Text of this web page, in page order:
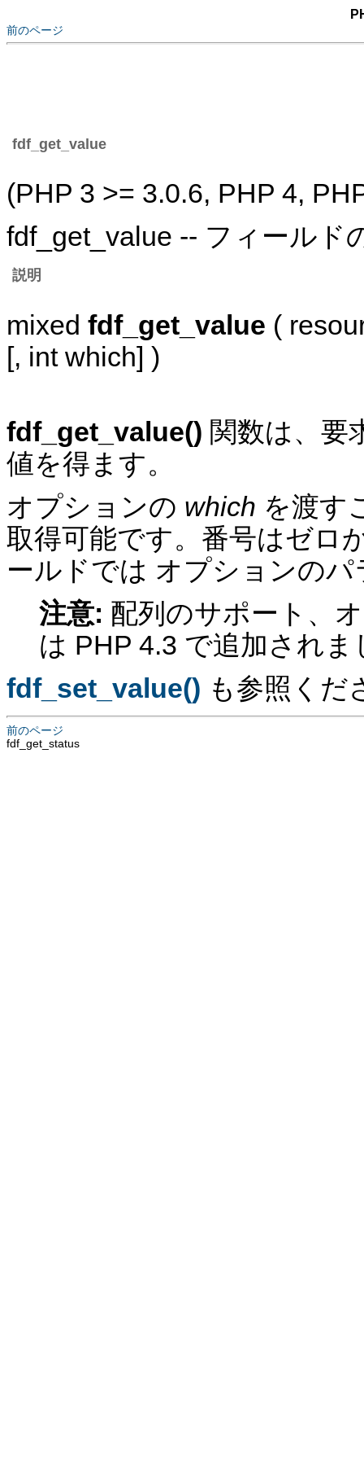
前のページ
fdf_get_value
(PHP 3 >= 3.0.6, PHP 4,
fdf_get_value -- フィールド
説明
mixed fdf_get_value (
[, int which] )
fdf_get_value() 関数は、要
値を得ます。
オプションの which を渡す
取得可能です。番号はゼロ
ールドでは オプションの
注意: 配列のサポート、
は PHP 4.3 で追加されま
fdf_set_value() も参照くだ
前のページ
fdf_get_status